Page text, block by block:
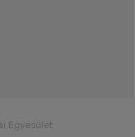
Egyesület